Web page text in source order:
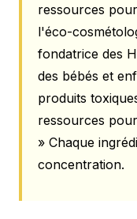
ressources
l'éco-
fondatrice des
des bébés et
produits
ressources
» Chaque
concentration.